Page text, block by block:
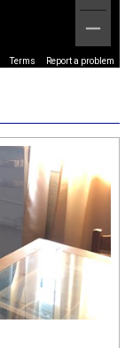
Terms Report a problem